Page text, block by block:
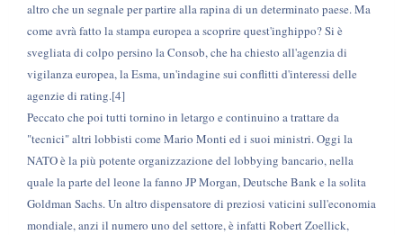
altro che un segnale per partire alla rapina di un determinato paese. Ma
come avrà fatto la stampa europea a scoprire quest'inghippo? Si è
svegliata di colpo persino la Consob, che ha chiesto all'agenzia di
vigilanza europea, la Esma, un'indagine sui conflitti d'interessi delle
agenzie di rating.[4]
Peccato che poi tutti tornino in letargo e continuino a trattare da
"tecnici" altri lobbisti come Mario Monti ed i suoi ministri. Oggi la
NATO è la più potente organizzazione del lobbying bancario, nella
quale la parte del leone la fanno JP Morgan, Deutsche Bank e la solita
Goldman Sachs. Un altro dispensatore di preziosi vaticini sull'economia
mondiale, anzi il numero uno del settore, è infatti Robert Zoellick,